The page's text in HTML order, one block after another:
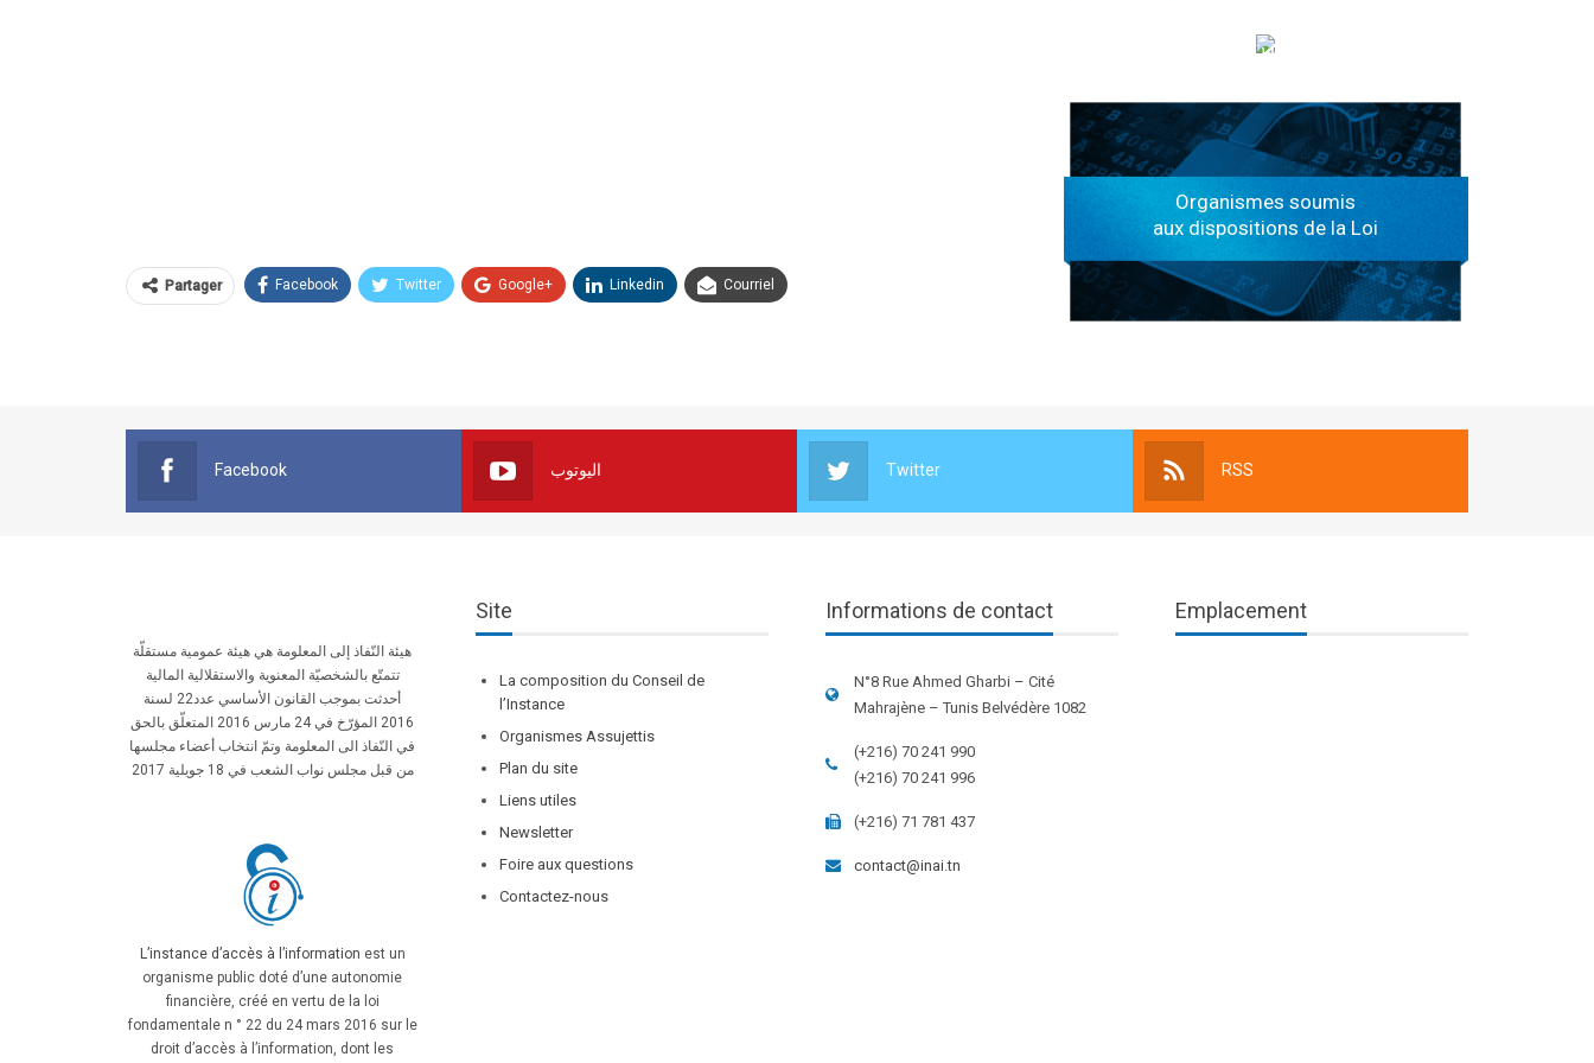
Partager Facebook Twitter Google+ Linkedin Courriel
الهياكل الخاضعة لقانون النفاذ إلى المعلومة
Organismes soumis
aux dispositions de la Loi
Facebook اليوتوب Twitter RSS
هيئة النّفاذ إلى المعلومة هي هيئة عمومية مستقلّة
تتمتّع بالشخصيّة المعنوية والاستقلالية المالية
أحدثت بموجب القانون الأساسي عدد22 لسنة
2016 المؤرّخ في 24 مارس 2016 المتعلّق بالحق
في النّفاذ الى المعلومة وتمّ انتخاب أعضاء مجلسها
من قبل مجلس نواب الشعب في 18 جويلية 2017
L’instance d’accès à l’information est un
organisme public doté d’une autonomie
financière, créé en vertu de la loi
fondamentale n ° 22 du 24 mars 2016 sur le
droit d’accès à l’information, dont les
Site
La composition du Conseil de
l’Instance
Organismes Assujettis
Plan du site
Liens utiles
Newsletter
Foire aux questions
Contactez-nous
Informations de contact
N°8 Rue Ahmed Gharbi – Cité
Mahrajène – Tunis Belvédère 1082
(+216) 70 241 990
(+216) 70 241 996
(+216) 71 781 437
contact@inai.tn
Emplacement